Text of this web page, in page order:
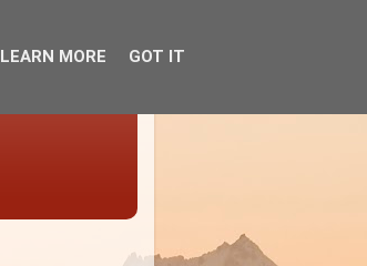
LEARN MORE GOT IT